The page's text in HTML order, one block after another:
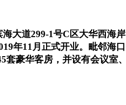
大道299-1号C区大华西海
年11月正式开业。毗邻海
套豪华客房，并设有会议室